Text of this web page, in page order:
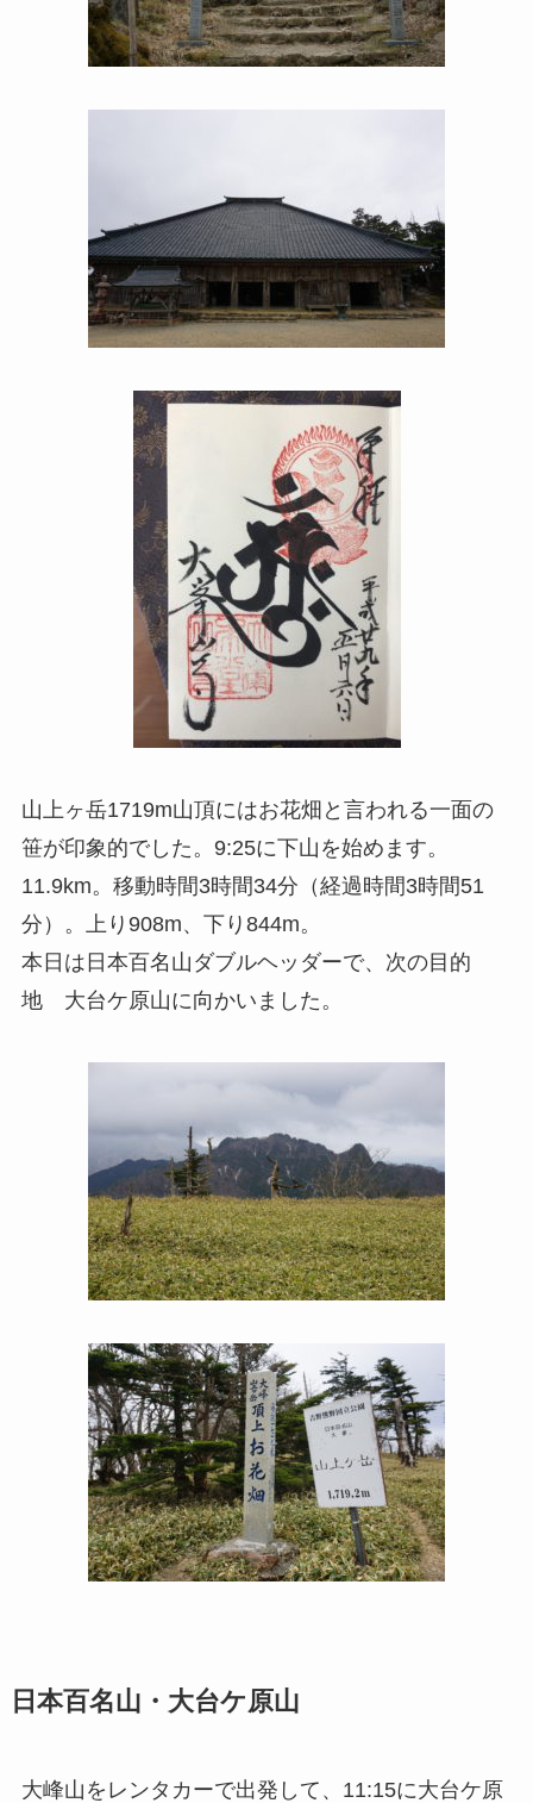
山上ヶ岳1719m山頂にはお花畑と言われる一面の
笹が印象的でした。9:25に下山を始めます。
11.9km。移動時間3時間34分（経過時間3時間51
分）。上り908m、下り844m。
本日は日本百名山ダブルヘッダーで、次の目的
地 大台ケ原山に向かいました。
日本百名山・大台ケ原山
大峰山をレンタカーで出発して、11:15に大台ケ原